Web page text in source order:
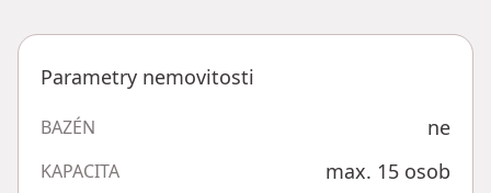
Parametry nemovitosti
BAZÉN ne
KAPACITA max. 15 osob